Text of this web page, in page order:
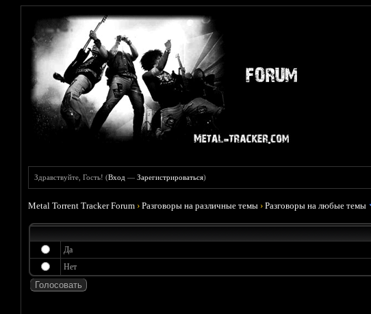
Здравствуйте, Гость! (Вход —Зарегистрироваться)
Metal Torrent Tracker Forum ›Разговоры на различные темы ›Разговоры на любые темы
Да
Нет